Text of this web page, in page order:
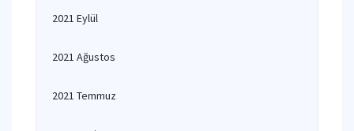
2021 Eylül
2021 Ağustos
2021 Temmuz